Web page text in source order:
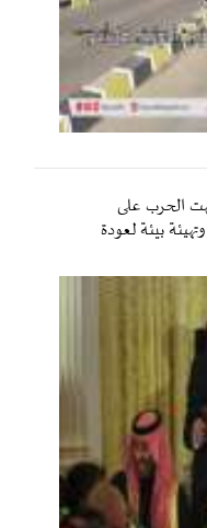
الحرب على
بيئة لعودة